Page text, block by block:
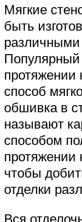
Мягкие
быть
протяжении
способ
обшивка в
называют
способом
протяжении
чтобы
отделки
Вся